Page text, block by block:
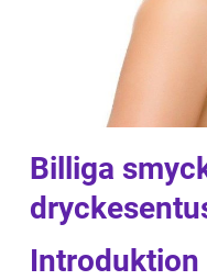
Billiga
Introduktion